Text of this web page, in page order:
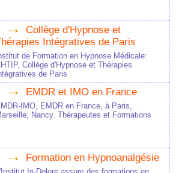
Collège d'Hypnose et
Intégratives de Paris
de Formation en Hypnose Médicale:
Collège d'Hypnose et Thérapies
de Paris
EMDR et IMO en France
IMO, EMDR en France, à Paris,
Nancy. Thérapeutes et Formations
Formation en Hypnoanalgésie